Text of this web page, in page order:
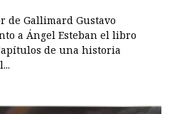
de Gallimard Gustavo
a Ángel Esteban el libro
de una historia